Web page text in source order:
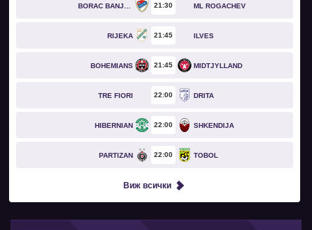
21 30 ML ROGACHEV
RIJEKA 21 45 ILVES
BOHEMIANS 21 45 MIDTJYLLAND
TRE FIORI 22 00 DRITA
HIBERNIAN 22 00 SHKENDIJA
PARTIZAN 22 00 TOBOL
Виж всички